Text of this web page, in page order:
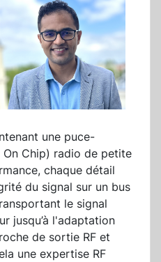
une puce-
On Chip) radio de petite
chaque détail
du signal sur un bus
le signal
jusqu’à l'adaptation
de sortie RF et
une expertise RF